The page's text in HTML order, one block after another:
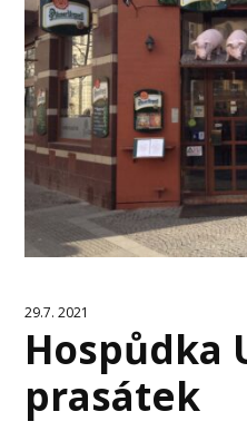
29.7. 2021
Hospůdka
prasátek